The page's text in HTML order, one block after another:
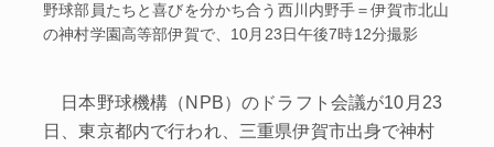
野球部員たちと喜びを分かち合う西川内野手＝伊賀市北山
の神村学園高等部伊賀で、10月23日午後7時12分撮影
日本野球機構（NPB）のドラフト会議が10月23
日、東京都内で行われ、三重県伊賀市出身で神村